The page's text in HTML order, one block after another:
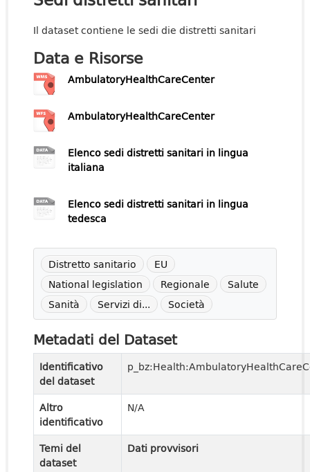
Il dataset contiene le sedi die distretti sanitari
Data e Risorse
AmbulatoryHealthCareCenter
AmbulatoryHealthCareCenter
Elenco sedi distretti sanitari in lingua
italiana
Elenco sedi distretti sanitari in lingua
tedesca
Distretto sanitario
EU
National legislation
Regionale
Salute
Sanità
Servizi di... Società
Metadati del Dataset
Identificativo
del dataset
Altro
identificativo
N/A
Temi del
dataset
Dati provvisori